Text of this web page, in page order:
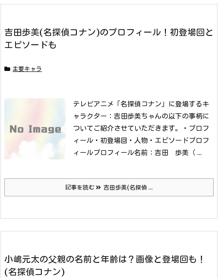
吉田歩美(名探偵コナン)のプロフィール！初登場回と
エピソードも
主要キャラ
テレビアニメ「名探偵コナン」に登場するキ
ャラクター：吉田歩美ちゃんの以下の事柄に
ついてご紹介させていただきます。
・プロフ
ィール ・初登場回 ・人物 ・エピソードプロフ
ィールプロフィール名前：吉田 歩美（ ...
記事を読む 吉田歩美(名探偵 ...
小嶋元太の父親の名前と年齢は？画像と登場回も！
(名探偵コナン)